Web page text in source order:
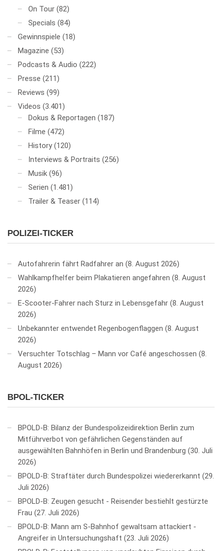
On Tour (82)
Specials (84)
Gewinnspiele (18)
Magazine (53)
Podcasts & Audio (222)
Presse (211)
Reviews (99)
Videos (3.401)
Dokus & Reportagen (187)
Filme (472)
History (120)
Interviews & Portraits (256)
Musik (96)
Serien (1.481)
Trailer & Teaser (114)
POLIZEI-TICKER
Autofahrerin fährt Radfahrer an 8. August 2026
Wahlkampfhelfer beim Plakatieren angefahren 8. August
2026
E-Scooter-Fahrer nach Sturz in Lebensgefahr 8. August
2026
Unbekannter entwendet Regenbogenflaggen 8. August
2026
Versuchter Totschlag – Mann vor Café angeschossen 8.
August 2026
BPOL-TICKER
BPOLD-B: Bilanz der Bundespolizeidirektion Berlin zum
Mitführverbot von gefährlichen Gegenständen auf
ausgewählten Bahnhöfen in Berlin und Brandenburg 30. Juli
2026
BPOLD-B: Straftäter durch Bundespolizei wiedererkannt 29.
Juli 2026
BPOLD-B: Zeugen gesucht - Reisender bestiehlt gestürzte
Frau 27. Juli 2026
BPOLD-B: Mann am S-Bahnhof gewaltsam attackiert -
Angreifer in Untersuchungshaft 23. Juli 2026